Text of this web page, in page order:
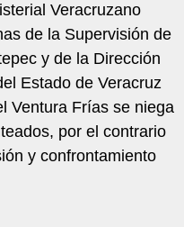
Veracruzano
de la Supervisión de
y de la Dirección
Estado de Veracruz
Ventura Frías se niega
por el contrario
y confrontamiento